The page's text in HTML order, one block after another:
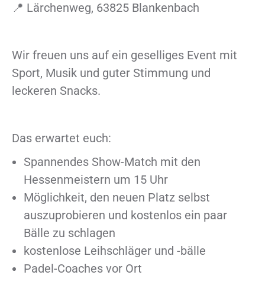
📍 Lärchenweg, 63825 Blankenbach
Wir freuen uns auf ein geselliges Event mit
Sport, Musik und guter Stimmung und
leckeren Snacks.
Das erwartet euch:
Spannendes Show-Match mit den
Hessenmeistern um 15 Uhr
Möglichkeit, den neuen Platz selbst
auszuprobieren und kostenlos ein paar
Bälle zu schlagen
kostenlose Leihschläger und -bälle
Padel-Coaches vor Ort